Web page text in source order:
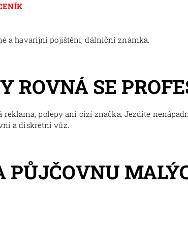
.
a havarijní pojištění, dálniční známka.
ROVNÁ SE
reklama, polepy ani cizí značka. Jezdíte
a diskrétní vůz.